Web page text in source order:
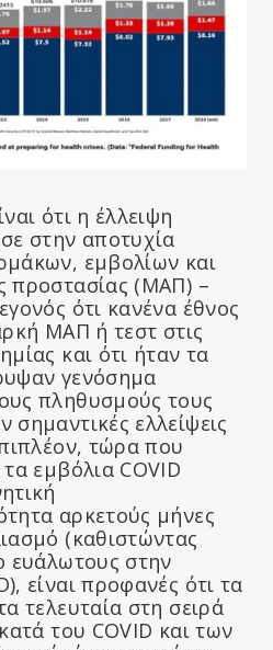
ότι η έλλειψη
στην αποτυχία
εμβολίων και
προστασίας (ΜΑΠ) –
ότι κανένα έθνος
ΜΑΠ ή τεστ στις
και ότι ήταν τα
γενόσημα
πληθυσμούς τους
ελλείψεις
τώρα που
εμβόλια COVID
αρκετούς μήνες
(καθιστώντας
ευάλωτους στην
είναι προφανές ότι τα
τελευταία στη σειρά
του COVID και των